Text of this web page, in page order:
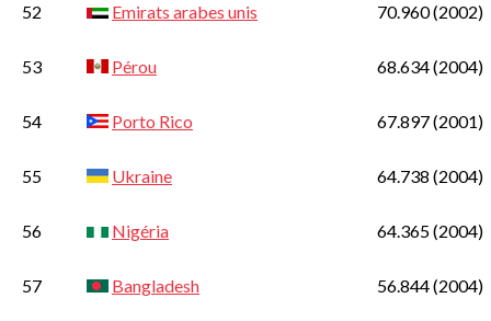
52 Emirats arabes unis 70.960(2002)
53 Pérou 68.634(2004)
54 Porto Rico 67.897(2001)
55 Ukraine 64.738 (2004)
56 Nigéria 64.365(2004)
57 Bangladesh 56.844(2004)